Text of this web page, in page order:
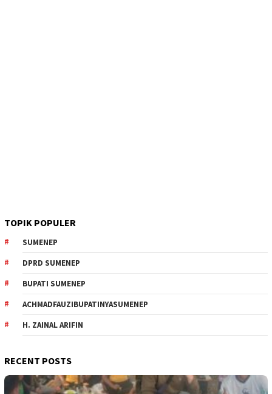
TOPIK POPULER
SUMENEP
DPRD SUMENEP
BUPATI SUMENEP
ACHMADFAUZIBUPATINYASUMENEP
H. ZAINAL ARIFIN
RECENT POSTS